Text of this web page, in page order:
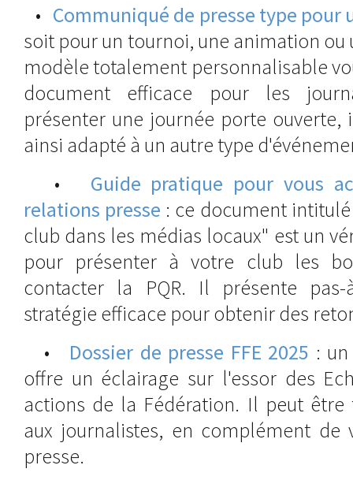
• Communiqué de presse type pour
soit pour un tournoi, une animation ou
modèle totalement personnalisable
document efficace pour les
présenter une journée porte
ainsi adapté à un autre type
• Guide pratique pour vous
relations presse : ce document
club dans les médias locaux" est un
pour présenter à votre club les
contacter la PQR. Il présente
stratégie efficace pour obtenir des
• Dossier de presse FFE 2025 :
offre un éclairage sur l'essor des
actions de la Fédération. Il peut
aux journalistes, en complément de
presse.